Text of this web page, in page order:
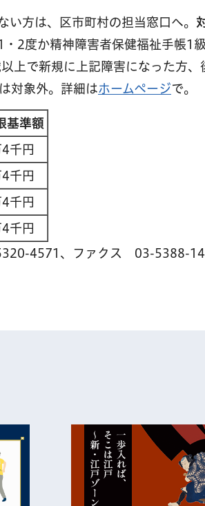
方は、区市町村の担当窓口へ。
2度か精神障害者保健福祉手帳1
上で新規に上記障害になった方、
対象外。詳細はホームページで。
基準額
千円
千円
千円
千円
4571、ファクス 03-5388-